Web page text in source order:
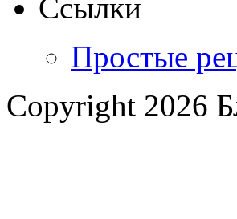
Ссылки
Простые
Copyright 2026